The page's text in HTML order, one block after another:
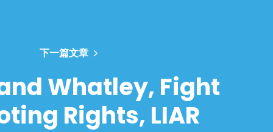
下一篇文章
Whatley, Fight
Rights, LIAR